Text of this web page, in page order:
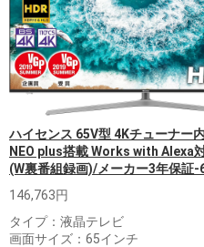
ハイセンス 65V型 4Kチューナー
NEO plus搭載 Works with Alexa
(W裏番組録画)/メーカー3年保証-
146,763円
タイプ：液晶テレビ
画面サイズ：65インチ